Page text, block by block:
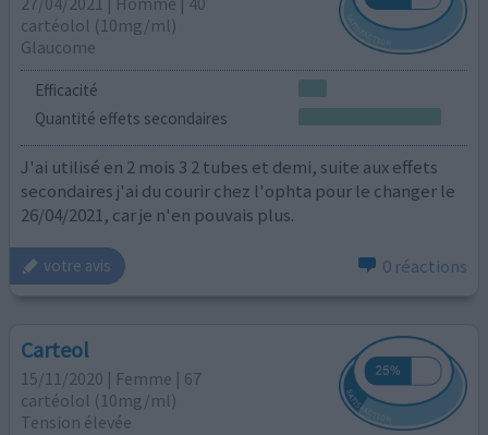
cartéolol (10mg/ml)
Glaucome
Efficacité
Quantité effets secondaires
J'ai utilisé en 2 mois 3 2 tubes et demi, suite aux effets
secondaires j'ai du courir chez l'ophta pour le changer le
26/04/2021, car je n'en pouvais plus.
votre avis 0 réactions
Carteol
15/11/2020 | Femme | 67
cartéolol (10mg/ml)
Tension élevée